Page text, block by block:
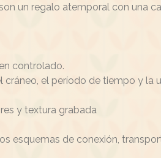
un regalo atemporal con una
controlado.
el período de tiempo y la
y textura grabada
esquemas de conexión,